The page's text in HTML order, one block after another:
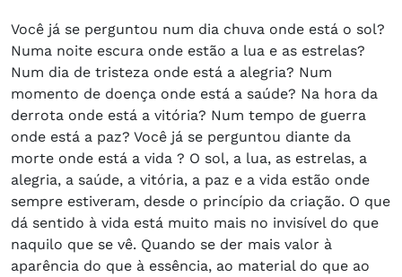
Você já se perguntou num dia chuva onde está o sol?
Numa noite escura onde estão a lua e as estrelas?
Num dia de tristeza onde está a alegria? Num
momento de doença onde está a saúde? Na hora da
derrota onde está a vitória? Num tempo de guerra
onde está a paz? Você já se perguntou diante da
morte onde está a vida ? O sol, a lua, as estrelas, a
alegria, a saúde, a vitória, a paz e a vida estão onde
sempre estiveram, desde o princípio da criação. O que
dá sentido à vida está muito mais no invisível do que
naquilo que se vê. Quando se der mais valor à
aparência do que à essência, ao material do que ao